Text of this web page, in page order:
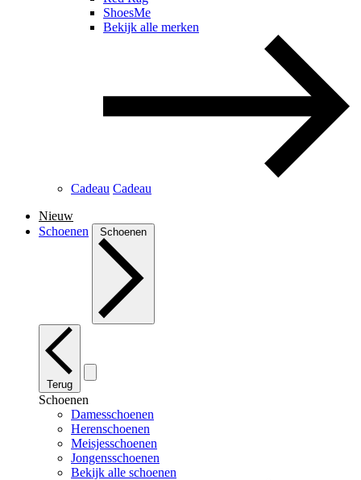
ShoesMe
Bekijk alle merken
Cadeau Cadeau
Nieuw
Schoenen
Schoenen
Terug
Schoenen
Damesschoenen
Herenschoenen
Meisjesschoenen
Jongensschoenen
Bekijk alle schoenen